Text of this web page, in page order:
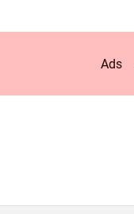
Ads